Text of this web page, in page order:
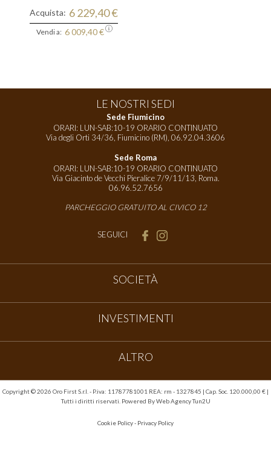
Acquista: 6 229,40 €
Vendi a: 6 009,40 €
LE NOSTRI SEDI
Sede Fiumicino
ORARI: LUN-SAB:10-19 ORARIO CONTINUATO
Via degli Orti 34/36, Fiumicino (RM), 06.92.04.3606
Sede Roma
ORARI: LUN-SAB:10-19 ORARIO CONTINUATO
Via Giacinto de Vecchi Pieralice 7/9/11/13, Roma.
06.96.52.7656
PARCHEGGIO GRATUITO AL CIVICO 12
SEGUICI
SOCIETÀ
INVESTIMENTI
ALTRO
Copyright ©2026 Oro First S.r.l. - P.iva: 11787781001 REA: rm - 1327845 | Cap. Soc. 120.000,00 € |
Tutti i diritti riservati. Powered ByWeb Agency Tun2U
Cookie Policy- Privacy Policy